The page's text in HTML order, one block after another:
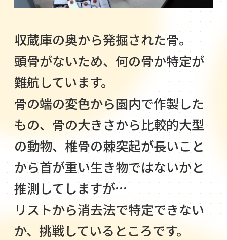
収蔵庫の奥から発掘された骨。
頭骨がないため、何の骨か特定が
難航しています。
骨の端の変色から園内で作製した
もの、骨の大きさから比較的大型
の動物、椎骨の棘突起が長いこと
から首が重い生き物ではないかと
推測してしますが…
リストから消去法で特定できない
か、挑戦しているところです。